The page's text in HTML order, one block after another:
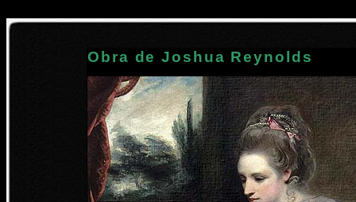
Obra de Joshua Reynolds